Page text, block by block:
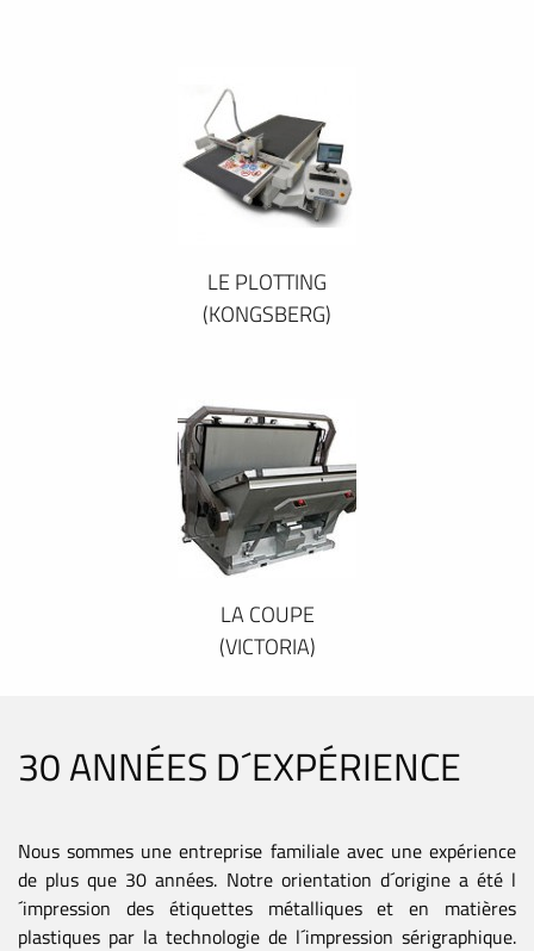
LE PLOTTING
(KONGSBERG)
LA COUPE
(VICTORIA)
30 ANNÉES D´EXPÉRIENCE
Nous sommes une entreprise familiale avec une expérience
de plus que 30 années. Notre orientation d´origine a été l
´impression des étiquettes métalliques et en matières
plastiques par la technologie de l´impression sérigraphique.